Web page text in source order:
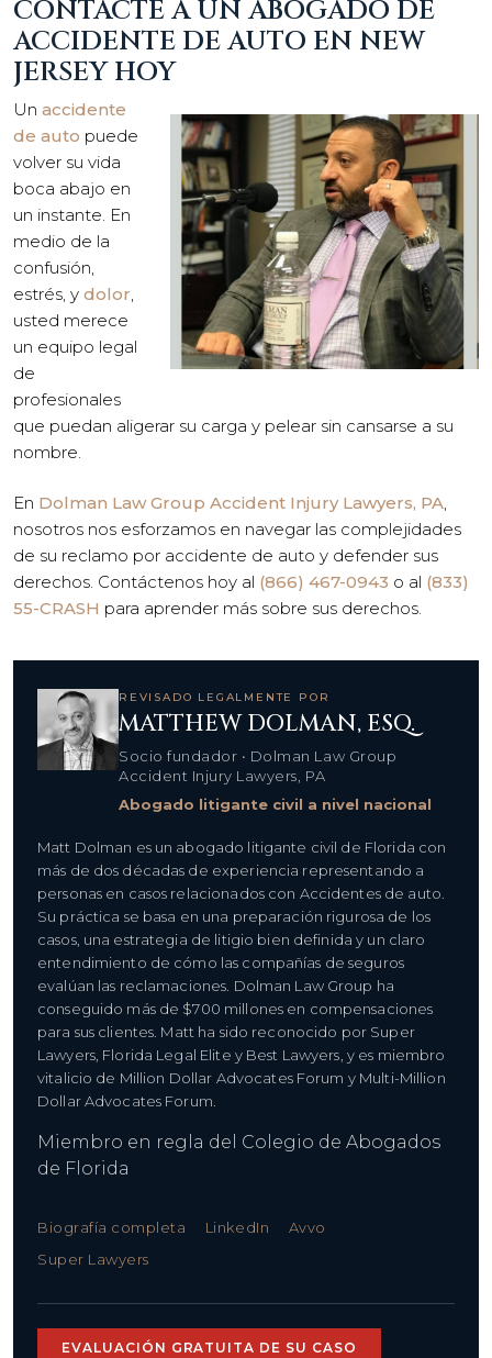
CONTACTE A UN ABOGADO DE
ACCIDENTE DE AUTO EN NEW
JERSEY HOY
Un accidente
de auto puede
volver su vida
boca abajo en
un instante. En
medio de la
confusión,
estrés, y dolor
usted merece
un equipo legal
de
profesionales
que puedan aligerar su carga y pelear sin cansarse a su
nombre.
En Dolman Law Group Accident Injury Lawyers, PA,
nosotros nos esforzamos en navegar las complejidades
de su reclamo por accidente de auto y defender sus
derechos. Contáctenos hoy al (866) 467-0943 o al (833)
55-CRASH para aprender más sobre sus derechos.
REVISADO LEGALMENTE POR
MATTHEW DOLMAN, ESQ.
Socio fundador • Dolman Law Group
Accident Injury Lawyers, PA
Abogado litigante civil a nivel nacional
Matt Dolman es un abogado litigante civil de Florida con
más de dos décadas de experiencia representando a
personas en casos relacionados con Accidentes de auto.
Su práctica se basa en una preparación rigurosa de los
casos, una estrategia de litigio bien definida y un claro
entendimiento de cómo las compañías de seguros
evalúan las reclamaciones. Dolman Law Group ha
conseguido más de $700 millones en compensaciones
para sus clientes. Matt ha sido reconocido por Super
Lawyers, Florida Legal Elite y Best Lawyers, y es miembro
vitalicio de Million Dollar Advocates Forum y Multi-Million
Dollar Advocates Forum.
Miembro en regla del Colegio de Abogados
de Florida
Biografía completa LinkedIn
Avvo
Super Lawyers
EVALUACIÓN GRATUITA DE SU CASO